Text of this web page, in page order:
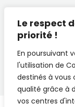
Le respect
priorité !
En poursuivant
l'utilisation de
destinés à vous
qualité grâce à
vos centres
Extranet du CA
Réalisation
Documents utiles